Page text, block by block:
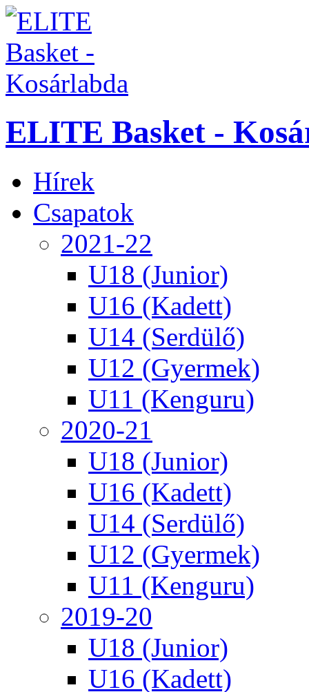
ELITE Basket -
Hírek
Csapatok
2021-22
U18 (Junior)
U16 (Kadett)
U14 (Serdülő)
U12 (Gyermek)
U11 (Kenguru)
2020-21
U18 (Junior)
U16 (Kadett)
U14 (Serdülő)
U12 (Gyermek)
U11 (Kenguru)
2019-20
U18 (Junior)
U16 (Kadett)